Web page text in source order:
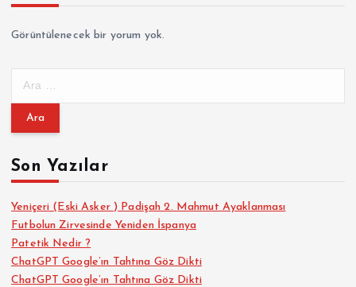
Görüntülenecek bir yorum yok.
m
:Son Yazılar
Yeniçeri (Eski Asker ) Padişah 2. Mahmut Ayaklanması
Futbolun Zirvesinde Yeniden İspanya
Patetik Nedir ?
ChatGPT Google’ın Tahtına Göz Dikti
ChatGPT Google’ın Tahtına Göz Dikti